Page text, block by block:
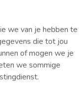
we van je hebben te
die tot jou
of mogen we je
we sommige